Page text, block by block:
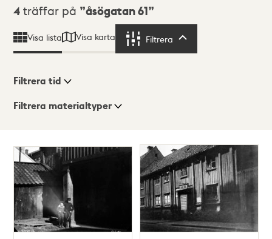
Sökresultat
4 träffar på åsögatan 61
Visa lista Visa karta Filtrera
Visningsläge
Lista
Karta
Filtrera tid
Filtrera materialtyper
träffar